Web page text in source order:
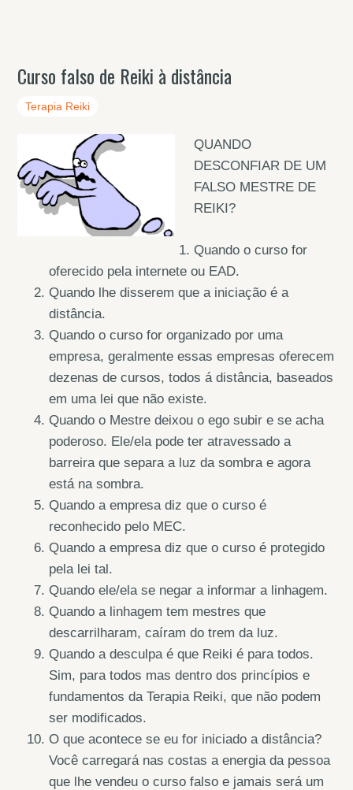
Curso falso de Reiki à distância
Terapia Reiki
QUANDO
DESCONFIAR DE UM
FALSO MESTRE DE
REIKI?
Quando o curso for
oferecido pela internete ou EAD.
Quando lhe disserem que a iniciação é a
distância.
Quando o curso for organizado por uma
empresa, geralmente essas empresas oferecem
dezenas de cursos, todos á distância, baseados
em uma lei que não existe.
Quando o Mestre deixou o ego subir e se acha
poderoso. Ele/ela pode ter atravessado a
barreira que separa a luz da sombra e agora
está na sombra.
Quando a empresa diz que o curso é
reconhecido pelo MEC.
Quando a empresa diz que o curso é protegido
pela lei tal.
Quando ele/ela se negar a informar a linhagem.
Quando a linhagem tem mestres que
descarrilharam, caíram do trem da luz.
Quando a desculpa é que Reiki é para todos.
Sim, para todos mas dentro dos princípios e
fundamentos da Terapia Reiki, que não podem
ser modificados.
O que acontece se eu for iniciado a distância?
Você carregará nas costas a energia da pessoa
que lhe vendeu o curso falso e jamais será um